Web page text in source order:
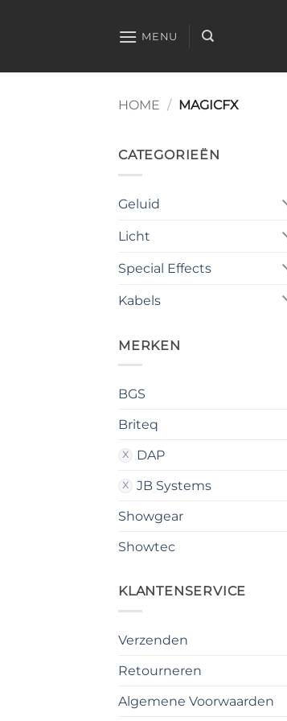
MENU
HOME / MAGICFX
CATEGORIEËN
Geluid
Licht
Special Effects
Kabels
MERKEN
BGS
Briteq
DAP
JB Systems
Showgear
Showtec
KLANTENSERVICE
Verzenden
Retourneren
Algemene Voorwaarden